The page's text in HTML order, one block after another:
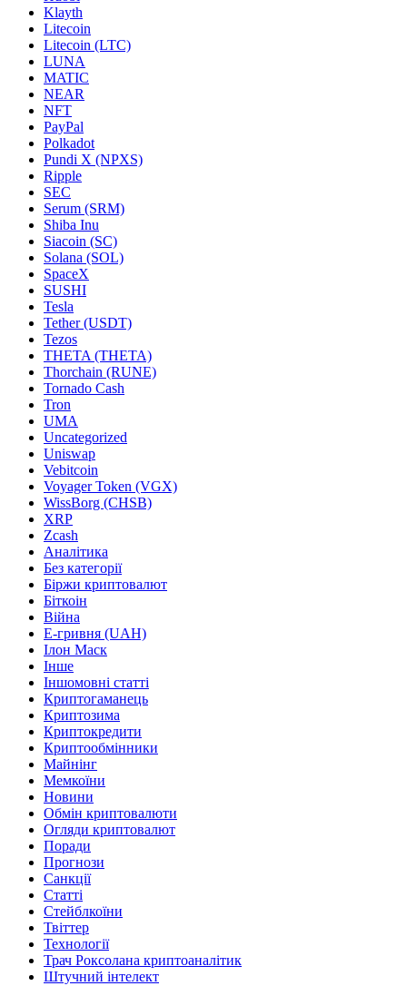
Klayth
Litecoin
Litecoin (LTC)
LUNA
MATIC
NEAR
NFT
PayPal
Polkadot
Pundi X (NPXS)
Ripple
SEC
Serum (SRM)
Shiba Inu
Siacoin (SC)
Solana (SOL)
SpaceX
SUSHI
Tesla
Tether (USDT)
Tezos
THETA (THETA)
Thorchain (RUNE)
Tornado Cash
Tron
UMA
Uncategorized
Uniswap
Vebitcoin
Voyager Token (VGX)
WissBorg (CHSB)
XRP
Zcash
Аналітика
Без категорії
Біржи криптовалют
Біткоін
Війна
Е-гривня (UAH)
Ілон Маск
Інше
Іншомовні статті
Криптогаманець
Криптозима
Криптокредити
Криптообмінники
Майнінг
Мемкоїни
Новини
Обмін криптовалюти
Огляди криптовалют
Поради
Прогнози
Санкції
Статті
Стейблкоїни
Твіттер
Технології
Трач Роксолана криптоаналітик
Штучний інтелект